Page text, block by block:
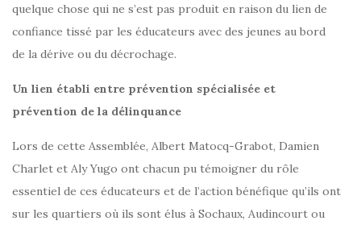
quelque chose qui ne s’est pas produit en raison du lien de
confiance tissé par les éducateurs avec des jeunes au bord
de la dérive ou du décrochage.
Un lien établi entre prévention spécialisée et
prévention de la délinquance
Lors de cette Assemblée, Albert Matocq-Grabot, Damien
Charlet et Aly Yugo ont chacun pu témoigner du rôle
essentiel de ces éducateurs et de l’action bénéfique qu’ils ont
sur les quartiers où ils sont élus à Sochaux, Audincourt ou